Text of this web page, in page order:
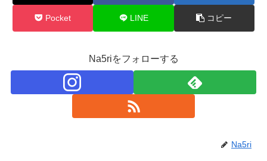
Pocket LINE コピー
Na5riをフォローする
Na5ri